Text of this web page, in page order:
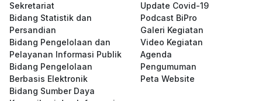
Sekretariat
Bidang Statistik dan
Persandian
Bidang Pengelolaan dan
Pelayanan Informasi Publik
Bidang Pengelolaan
Berbasis Elektronik
Bidang Sumber Daya
Update Covid-19
Podcast BiPro
Galeri Kegiatan
Video Kegiatan
Agenda
Pengumuman
Peta Website